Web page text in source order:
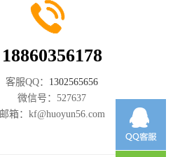
18860356178
客服QQ： 1302565656
微信号： 527637
邮箱： kf@huoyun56.com